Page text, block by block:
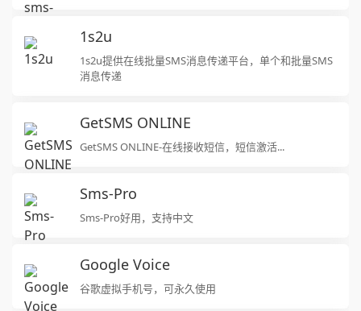
1s2u
1s2u提供在线批量SMS消息传递平台，单个和批量SMS
消息传递
GetSMS ONLINE
GetSMS ONLINE-在线接收短信，短信激活...
Sms-Pro
Sms-Pro好用，支持中文
Google Voice
谷歌虚拟手机号，可永久使用